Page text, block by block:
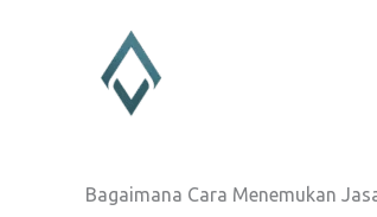
Bagaimana Cara Menemukan